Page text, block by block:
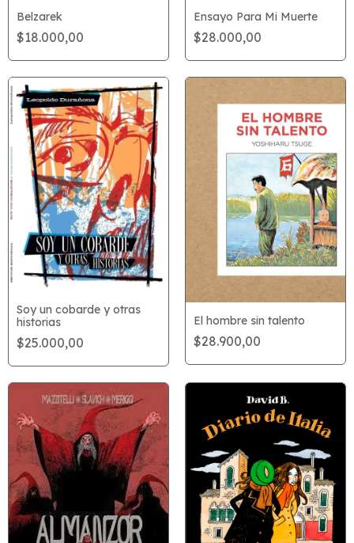
Belzarek
$18.000,00
Ensayo Para Mi Muerte
$28.000,00
Soy un cobarde y otras
historias
$25.000,00
El hombre sin talento
$28.900,00